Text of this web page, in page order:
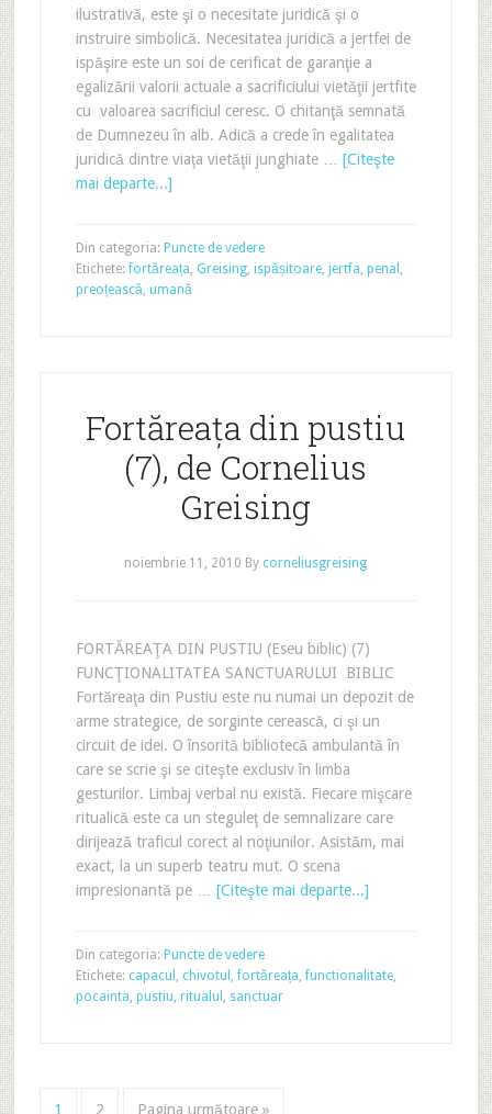
ilustrativă, este şi o necesitate juridică şi o
instruire simbolică. Necesitatea juridică a jertfei de
ispăşire este un soi de cerificat de garanţie a
egalizării valorii actuale a sacrificiului vietăţii jertfite
cu valoarea sacrificiul ceresc. O chitanţă semnată
de Dumnezeu în alb. Adică a crede în egalitatea
juridică dintre viaţa vietăţii junghiate … [Citeşte
mai departe...]
Din categoria: Puncte de vedere
Etichete:fortăreața, Greising, ispășitoare, jertfa, penal ,
preoțească, umană
Fortăreața din pustiu
(7), de Cornelius
Greising
noiembrie 11, 2010 By corneliusgreising
FORTĂREAŢA DIN PUSTIU (Eseu biblic) (7)
FUNCŢIONALITATEA SANCTUARULUI BIBLIC
Fortăreaţa din Pustiu este nu numai un depozit de
arme strategice, de sorginte cerească, ci şi un
circuit de idei. O însorită bibliotecă ambulantă în
care se scrie şi se citeşte exclusiv în limba
gesturilor. Limbaj verbal nu există. Fiecare mişcare
ritualică este ca un steguleţ de semnalizare care
dirijează traficul corect al noţiunilor. Asistăm, mai
exact, la un superb teatru mut. O scena
impresionantă pe … [Citeşte mai departe...]
Din categoria: Puncte de vedere
Etichete: capacul , chivotul ,fortăreața,functionalitate,
pocainta, pustiu, ritualul , sanctuar
1 2 Pagina următoare »